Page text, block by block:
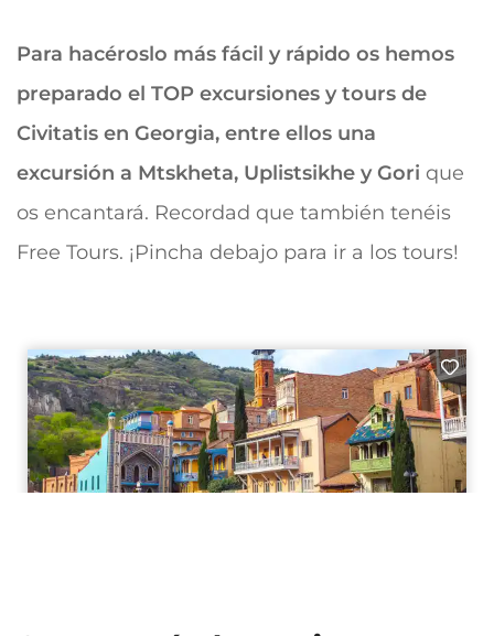
Para hacéroslo más fácil y rápido os hemos
preparado el TOP excursiones y tours de
Civitatis en Georgia, entre ellos una
excursión a Mtskheta, Uplistsikhe y Gori que
os encantará. Recordad que también tenéis
Free Tours. ¡Pincha debajo para ir a los tours!